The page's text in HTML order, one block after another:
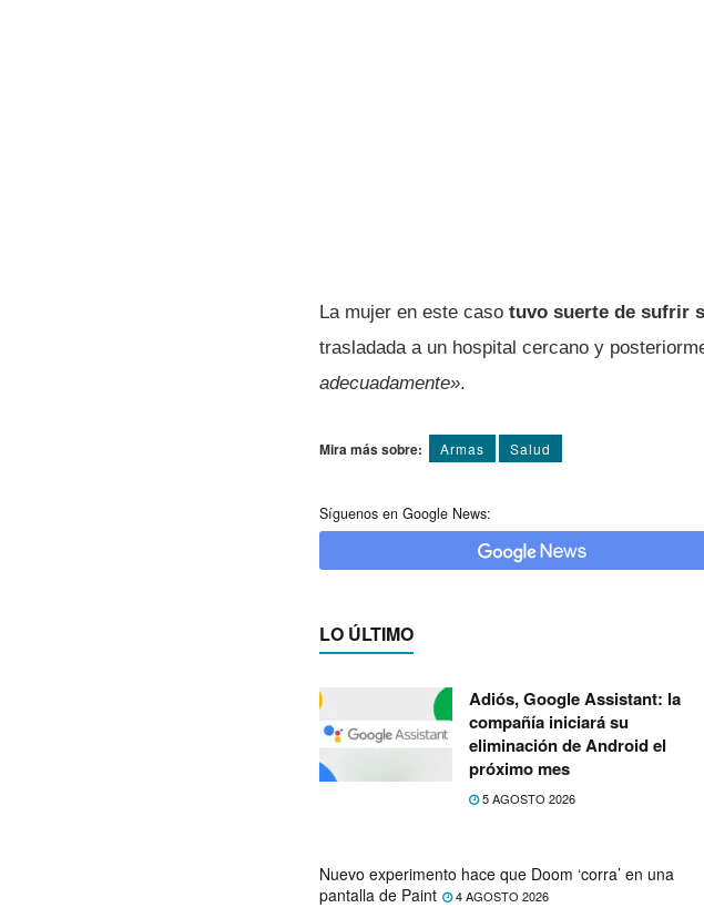
La mujer en este caso tuvo suerte de sufrir
trasladada a un hospital cercano y
adecuadamente».
Mira más sobre: Armas Salud
Síguenos en Google News:
LO ÚLTIMO
Adiós, Google Assistant: la
compañía iniciará su
eliminación de Android el
próximo mes
5 AGOSTO 2026
Nuevo experimento hace que Doom ‘corra’ en una
pantalla de Paint
4 AGOSTO 2026